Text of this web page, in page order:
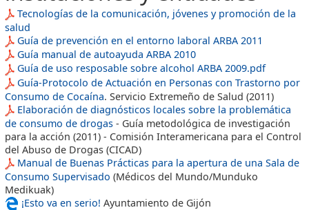
Tecnologías de la comunicación, jóvenes y promoción de la
salud
Guía de prevención en el entorno laboral ARBA 2011
Guía manual de autoayuda ARBA 2010
Guía de uso resposable sobre alcohol ARBA 2009.pdf
Guía-Protocolo de Actuación en Personas con Trastorno por
Consumo de Cocaína. Servicio Extremeño de Salud (2011)
Elaboración de diagnósticos locales sobre la problemática
de consumo de drogas - Guía metodológica de investigación
para la acción (2011) - Comisión Interamericana para el Control
del Abuso de Drogas (CICAD)
Manual de Buenas Prácticas para la apertura de una Sala de
Consumo Supervisado (Médicos del Mundo/Munduko
Medikuak)
¡Esto va en serio! Ayuntamiento de Gijón